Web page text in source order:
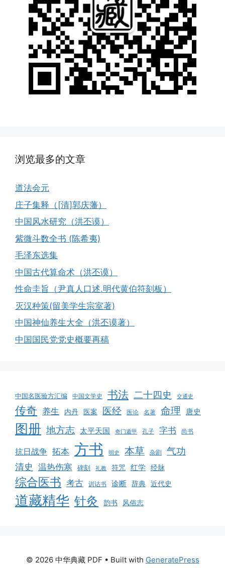
浏览最多的文章
道法会元
庄子集释（[清]郭庆藩）
中国风水研究（洪丕谟）
紫微斗数全书 (陈希夷)
毛泽东选集
中国古代算命术（洪丕谟）
性命圭旨（尹真人口述.明代黄伯符刻板）
灭汉种策(留美学生宗室著)
中国神仙养生大全（洪丕谟著）
中国国民党党史概要再稿
中国名医验方汇编 中国文学史 书法 二十四史 交通史
传奇 养生 内丹 医案 医经 医论 名著 命理 唐史
图册 地方志 太平天国 奇门遁甲 孔子 字书 尚书
抗日战争 拓本 方书 明史 本草 杂剧 气功
清史 温热伤寒 碑刻 礼教 符咒 红学 经脉
综合医书 考古 训诂书 诊断 辞典 近代史
道藏精华 针灸 韵书 风俗志
© 2026 中华典藏 PDF • Built with GeneratePress